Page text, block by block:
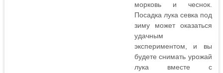
морковь и чеснок.
Посадка лука севка под
зиму может оказаться
удачным
экспериментом, и вы
будете снимать урожай
лука вместе с